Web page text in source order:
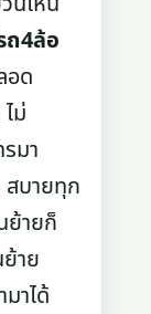
ถ4ล้อ
อด
ม่
มา
สบายทุก
ย้ายก็
ย้าย
าได้